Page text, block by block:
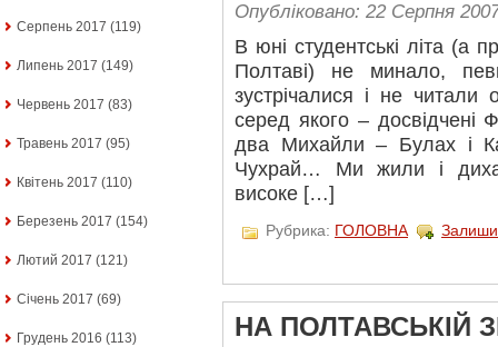
Серпень 2017 (119)
Липень 2017 (149)
Червень 2017 (83)
Травень 2017 (95)
Квітень 2017 (110)
Березень 2017 (154)
Лютий 2017 (121)
Січень 2017 (69)
Грудень 2016 (113)
Опубліковано: 22 Серпня
В юні студентські літа (а
Полтаві) не минало,
зустрічалися і не
серед якого – досвідчені
два Михайли – Булах і
Чухрай… Ми жили і
високе […]
Рубрика: ГОЛОВНА
НА ПОЛТАВСЬКІЙ